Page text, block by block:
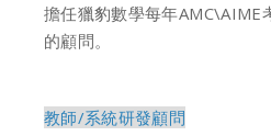
擔任獵豹數學每年AMC\AIME
的顧問。
教師/系統研發顧問